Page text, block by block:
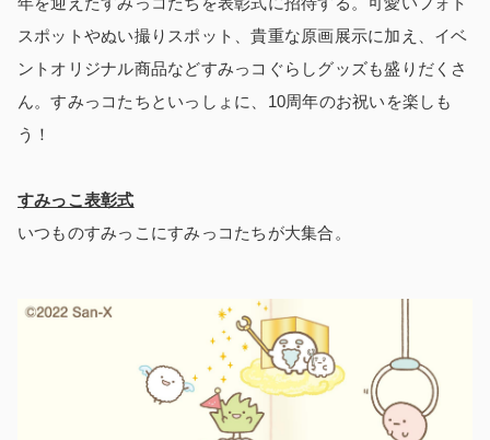
スポットやぬい撮りスポット、貴重な原画展示に加え、イベ
ントオリジナル商品などすみっコぐらしグッズも盛りだくさ
ん。すみっコたちといっしょに、10周年のお祝いを楽しも
う！
すみっこ表彰式
いつものすみっこにすみっコたちが大集合。